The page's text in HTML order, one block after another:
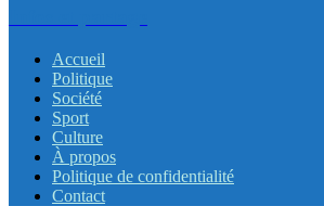
Accueil
Politique
Société
Sport
Culture
À propos
Politique de confidentialité
Contact